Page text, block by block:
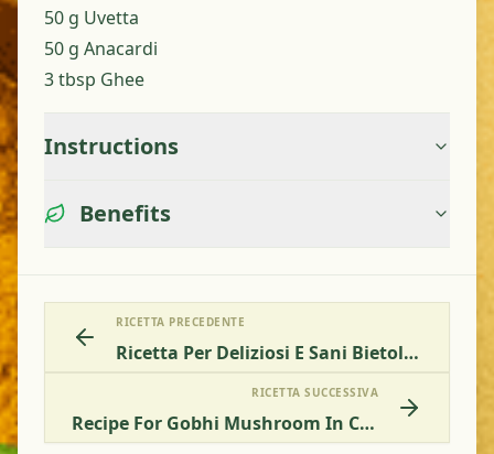
50 g Uvetta
50 g Anacardi
3 tbsp Ghee
Instructions
Benefits
RICETTA PRECEDENTE
Ricetta Per Deliziosi E Sani Bietole Con Patate
RICETTA SUCCESSIVA
Recipe For Gobhi Mushroom In Cashew Tomato Gravy